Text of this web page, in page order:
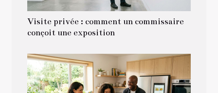
Visite privée : comment un commissaire
conçoit une exposition